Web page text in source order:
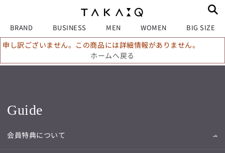
BRAND BUSINESS MEN WOMEN BIG SIZE
申し訳ございません。この商品には詳細情報がありません。
ホームへ戻る
Guide
会員特典について